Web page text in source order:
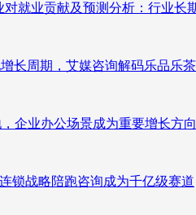
对就业贡献及预测分析：行业
长周期，艾媒咨询解码乐品乐
企业办公场景成为重要增长方向
锁战略陪跑咨询成为千亿级赛道